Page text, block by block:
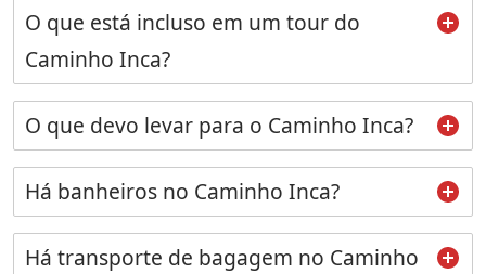
O que está incluso em um tour do
Caminho Inca?
O que devo levar para o Caminho Inca?
Há banheiros no Caminho Inca?
Há transporte de bagagem no Caminho